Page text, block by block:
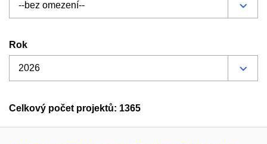
Rok
Celkový počet projektů: 1365